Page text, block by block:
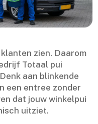
zien.​ Daarom
Totaal pui
aan blinkende
een entree zonder
dat jouw winkelpui
uitziet.​